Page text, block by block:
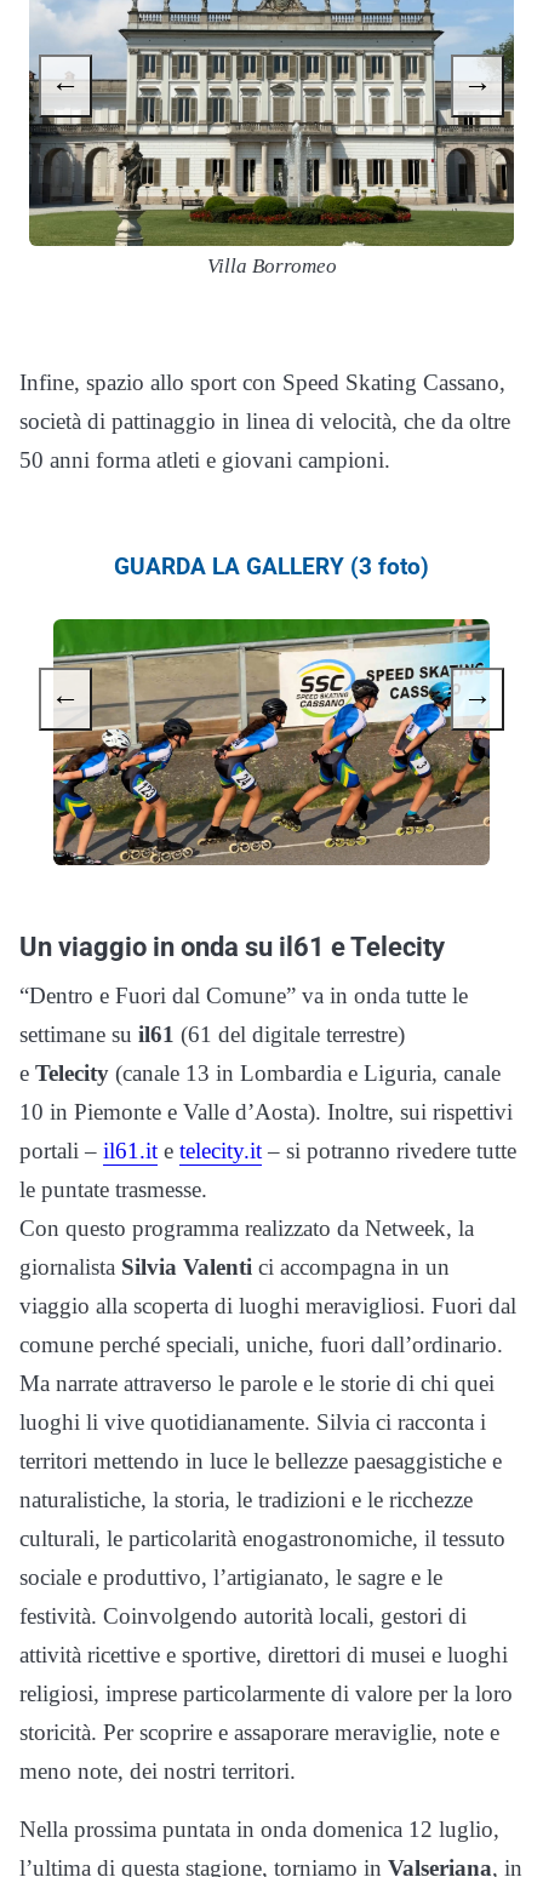
Villa Borromeo
← →
Infine, spazio allo sport con Speed Skating Cassano,
società di pattinaggio in linea di velocità, che da oltre
50 anni forma atleti e giovani campioni.
GUARDA LA GALLERY (3 foto)
← →
Un viaggio in onda su il61 e Telecity
“Dentro e Fuori dal Comune” va in onda tutte le
settimane su il61 (61 del digitale terrestre)
e Telecity (canale 13 in Lombardia e Liguria, canale
10 in Piemonte e Valle d’Aosta). Inoltre, sui rispettivi
portali – il61.it e telecity.it– si potranno rivedere tutte
le puntate trasmesse.
Con questo programma realizzato da Netweek, la
giornalista Silvia Valenti ci accompagna in un
viaggio alla scoperta di luoghi meravigliosi. Fuori dal
comune perché speciali, uniche, fuori dall’ordinario.
Ma narrate attraverso le parole e le storie di chi quei
luoghi li vive quotidianamente. Silvia ci racconta i
territori mettendo in luce le bellezze paesaggistiche e
naturalistiche, la storia, le tradizioni e le ricchezze
culturali, le particolarità enogastronomiche, il tessuto
sociale e produttivo, l’artigianato, le sagre e le
festività. Coinvolgendo autorità locali, gestori di
attività ricettive e sportive, direttori di musei e luoghi
religiosi, imprese particolarmente di valore per la loro
storicità. Per scoprire e assaporare meraviglie, note e
meno note, dei nostri territori.
Nella prossima puntata in onda domenica 12 luglio,
l’ultima di questa stagione, torniamo in Valseriana, in